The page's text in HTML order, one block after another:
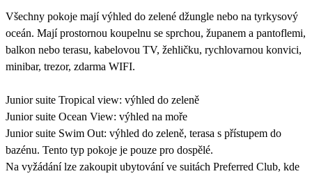
Všechny pokoje mají výhled do zelené džungle nebo na tyrkysový
oceán. Mají prostornou koupelnu se sprchou, županem a pantoflemi,
balkon nebo terasu, kabelovou TV, žehličku, rychlovarnou konvici,
minibar, trezor, zdarma WIFI.
Junior suite Tropical view: výhled do zeleně
Junior suite Ocean View: výhled na moře
Junior suite Swim Out: výhled do zeleně, terasa s přístupem do
bazénu. Tento typ pokoje je pouze pro dospělé.
Na vyžádání lze zakoupit ubytování ve suitách Preferred Club, kde